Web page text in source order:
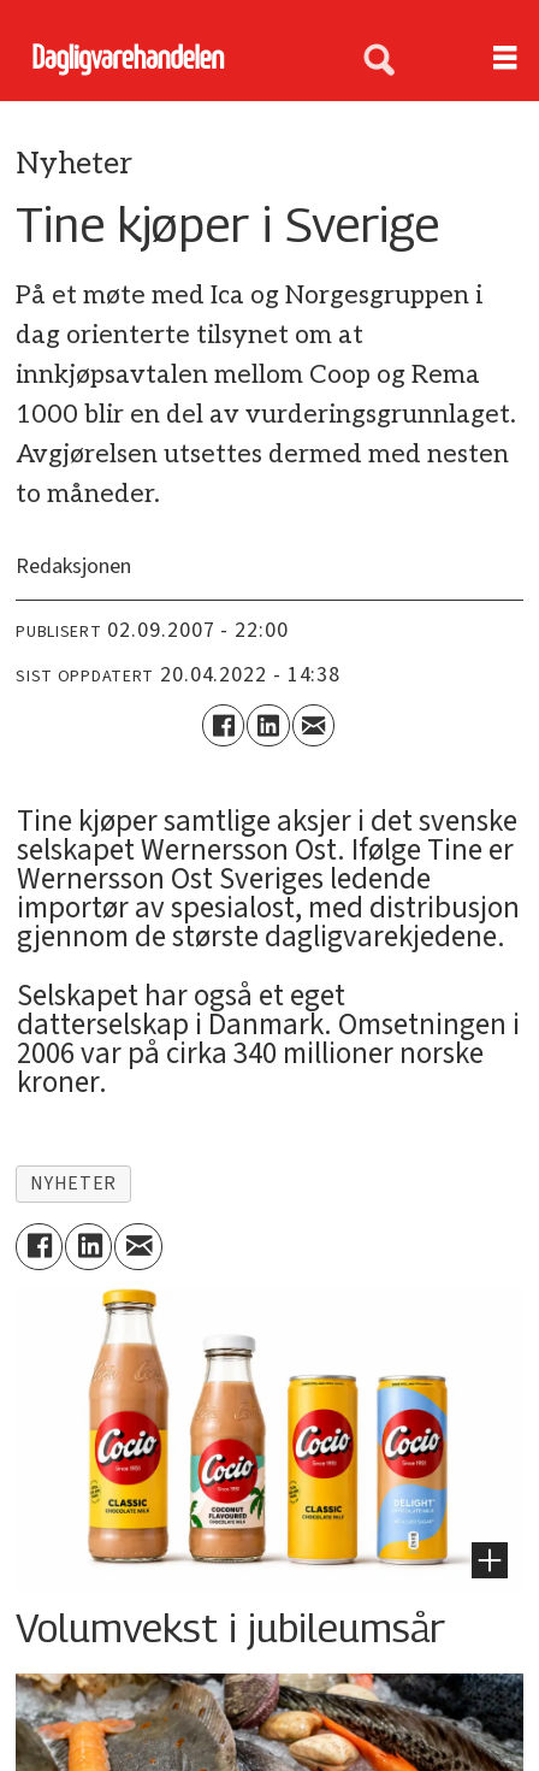
Nyheter
Tine kjøper i Sverige
På et møte med Ica og Norgesgruppen i
dag orienterte tilsynet om at
innkjøpsavtalen mellom Coop og Rema
1000 blir en del av vurderingsgrunnlaget.
Avgjørelsen utsettes dermed med nesten
to måneder.
Redaksjonen
PUBLISERT 02.09.2007 - 22:00
SIST OPPDATERT 20.04.2022 - 14:38
Tine kjøper samtlige aksjer i det svenske
selskapet Wernersson Ost. Ifølge Tine er
Wernersson Ost Sveriges ledende
importør av spesialost, med distribusjon
gjennom de største dagligvarekjedene.
Selskapet har også et eget
datterselskap i Danmark. Omsetningen i
2006 var på cirka 340 millioner norske
kroner.
NYHETER
Volumvekst i jubileumsår